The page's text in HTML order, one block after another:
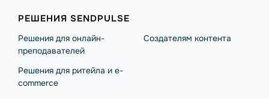
РЕШЕНИЯ SENDPULSE
Решения для онлайн-
преподавателей
Решения для ритейла и e-
commerce
Создателям контента